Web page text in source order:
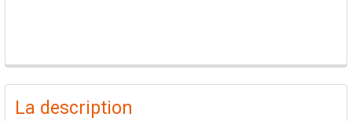
PRODUITS
FRÉQUEMMENT
ACHETÉS
La description